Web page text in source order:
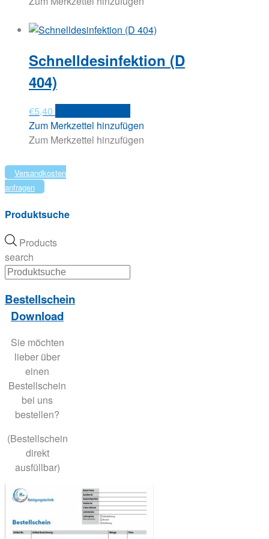
Schnelldesinfektion (D
404)
€5,40
Zum Merkzettel hinzufügen
Zum Merkzettel hinzufügen
Versandkosten
anfragen
Produktsuche
Products
search
Bestellschein
Download
Sie möchten
lieber über
einen
Bestellschein
bei uns
bestellen?
(Bestellschein
direkt
ausfüllbar)